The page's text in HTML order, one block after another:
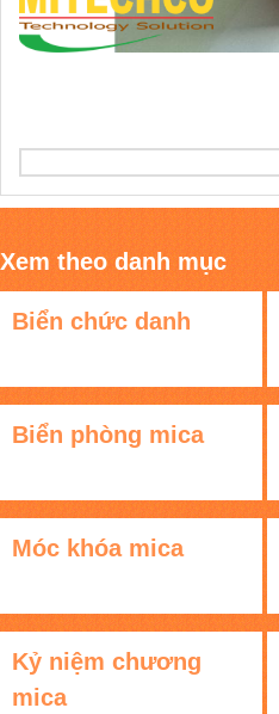
Xem theo danh mục
Biển chức danh
Biển phòng mica
Móc khóa mica
Kỷ niệm chương
mica